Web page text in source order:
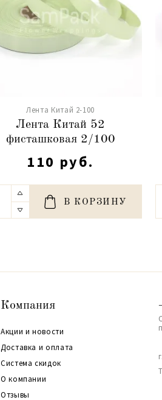
Лента Китай 2-100
Лента Китай 52
фисташковая 2/100
110 руб.
В КОРЗИНУ
Компания
Акции и новости
Доставка и оплата
Система скидок
О компании
Отзывы